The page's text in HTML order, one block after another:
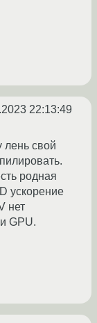
22:13:49
лень свой
родная
ускорение
нет
GPU.